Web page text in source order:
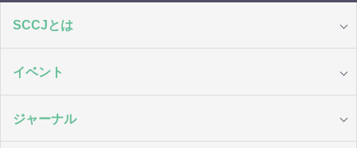
SCCJとは
イベント
ジャーナル